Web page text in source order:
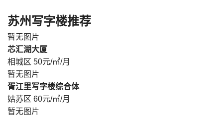
苏州写字楼推荐
暂无图片
芯汇湖大厦
相城区 50元/㎡/月
暂无图片
胥江里写字楼综合体
姑苏区 60元/㎡/月
暂无图片